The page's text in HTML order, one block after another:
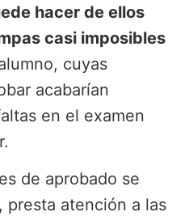
hacer de ellos
casi imposibles
cuyas
acabarían
en el examen
de aprobado se
presta atención a las